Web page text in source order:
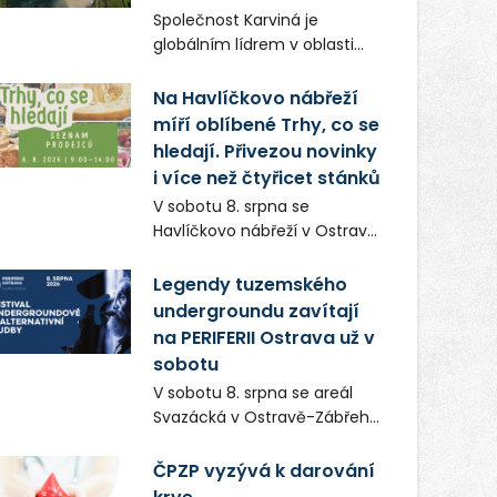
moravskoslezskou metropoli
nevybrali náhodou – její
přirozenou součástí příběhu
bývalého boxerského
šampiona Hoffa (Milan
Ondrík), jenž se po letech
vrací do světa vrcholových
zápasů, tentokrát v MMA.
Společnost Karviná je
globálním lídrem v oblasti
systémů, stabilním
zaměstnavatelem na
Karvinsku a firmou s
obrovským potenciálem.
Na Havlíčkovo nábřeží
míří oblíbené Trhy, co se
hledají. Přivezou novinky
i více než čtyřicet stánků
V sobotu 8. srpna se
Havlíčkovo nábřeží v Ostravě
vůní, chutí a poctivých
lokálních výrobků. Trhy, co se
hledají tentokrát nabídnou
více než čtyřicet pečlivě
vybraných stánků s kvalitní
gastronomií, farmářskými
produkty, designem i
Návštěvníci se mohou těšit
Legendy tuzemského
undergroundu zavítají
na PERIFERII Ostrava už v
sobotu
V sobotu 8. srpna se areál
Svazácká v Ostravě-Zábřehu
undergroundové a
alternativní hudby. Uskuteční
ČPZP vyzývá k darování